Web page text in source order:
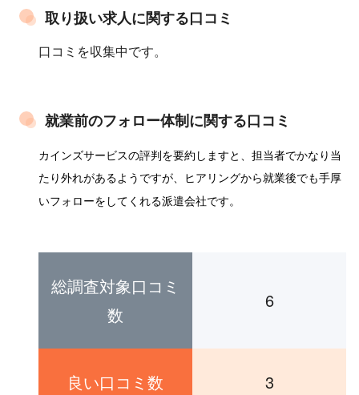
取り扱い求人に関する口コミ
口コミを収集中です。
就業前のフォロー体制に関する口コミ
カインズサービスの評判を要約しますと、担当者でかなり当
たり外れがあるようですが、ヒアリングから就業後でも手厚
いフォローをしてくれる派遣会社です。
総調査対象口コミ
数
6
良い口コミ数 3